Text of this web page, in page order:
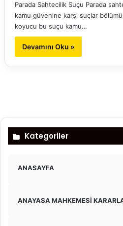
Parada Sahtecilik Suçu Parada
kamu güvenine karşı suçlar
koyucu bu suçu kamu…
Devamını Oku »
Kategoriler
ANASAYFA
ANAYASA MAHKEMESİ